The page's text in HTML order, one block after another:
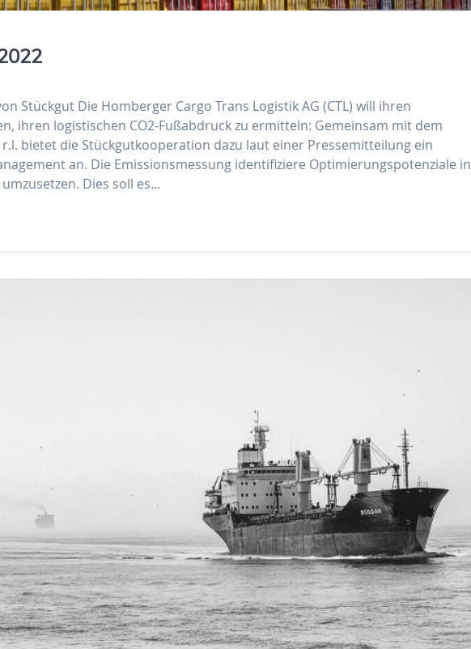
Stückgut Die Homberger Cargo Trans Logistik AG (CTL) will ihren
ihren logistischen CO2-Fußabdruck zu ermitteln: Gemeinsam mit dem
bietet die Stückgutkooperation dazu laut einer Pressemitteilung ein
an. Die Emissionsmessung identifiziere Optimierungspotenziale in
Dies soll es…